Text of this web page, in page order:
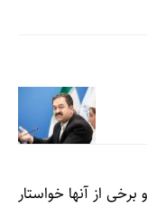
از آنها خواستار